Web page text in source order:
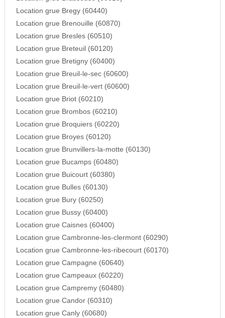
Location grue Bregy (60440)
Location grue Brenouille (60870)
Location grue Bresles (60510)
Location grue Breteuil (60120)
Location grue Bretigny (60400)
Location grue Breuil-le-sec (60600)
Location grue Breuil-le-vert (60600)
Location grue Briot (60210)
Location grue Brombos (60210)
Location grue Broquiers (60220)
Location grue Broyes (60120)
Location grue Brunvillers-la-motte (60130)
Location grue Bucamps (60480)
Location grue Buicourt (60380)
Location grue Bulles (60130)
Location grue Bury (60250)
Location grue Bussy (60400)
Location grue Caisnes (60400)
Location grue Cambronne-les-clermont (60290)
Location grue Cambronne-les-ribecourt (60170)
Location grue Campagne (60640)
Location grue Campeaux (60220)
Location grue Campremy (60480)
Location grue Candor (60310)
Location grue Canly (60680)